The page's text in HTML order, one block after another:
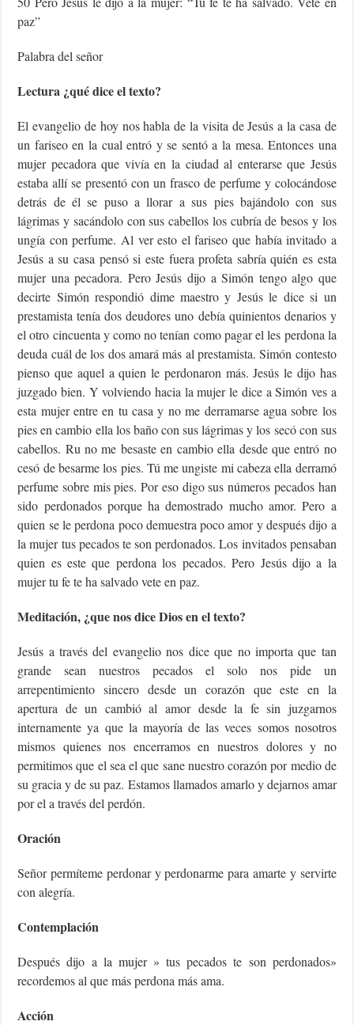
paz”
Palabra del señor
Lectura ¿qué dice el texto?
El evangelio de hoy nos habla de la visita de Jesús a la casa de
un fariseo en la cual entró y se sentó a la mesa. Entonces una
mujer pecadora que vivía en la ciudad al enterarse que Jesús
estaba allí se presentó con un frasco de perfume y colocándose
detrás de él se puso a llorar a sus pies bajándolo con sus
lágrimas y sacándolo con sus cabellos los cubría de besos y los
ungía con perfume. Al ver esto el fariseo que había invitado a
Jesús a su casa pensó si este fuera profeta sabría quién es esta
mujer una pecadora. Pero Jesús dijo a Simón tengo algo que
decirte Simón respondió dime maestro y Jesús le dice si un
prestamista tenía dos deudores uno debía quinientos denarios y
el otro cincuenta y como no tenían como pagar el les perdona la
deuda cuál de los dos amará más al prestamista. Simón contesto
pienso que aquel a quien le perdonaron más. Jesús le dijo has
juzgado bien. Y volviendo hacia la mujer le dice a Simón ves a
esta mujer entre en tu casa y no me derramarse agua sobre los
pies en cambio ella los baño con sus lágrimas y los secó con sus
cabellos. Ru no me besaste en cambio ella desde que entró no
cesó de besarme los pies. Tú me ungiste mi cabeza ella derramó
perfume sobre mis pies. Por eso digo sus números pecados han
sido perdonados porque ha demostrado mucho amor. Pero a
quien se le perdona poco demuestra poco amor y después dijo a
la mujer tus pecados te son perdonados. Los invitados pensaban
quien es este que perdona los pecados. Pero Jesús dijo a la
mujer tu fe te ha salvado vete en paz.
Meditación, ¿que nos dice Dios en el texto?
Jesús a través del evangelio nos dice que no importa que tan
grande sean nuestros pecados el solo nos pide un
arrepentimiento sincero desde un corazón que este en la
apertura de un cambió al amor desde la fe sin juzgarnos
internamente ya que la mayoría de las veces somos nosotros
mismos quienes nos encerramos en nuestros dolores y no
permitimos que el sea el que sane nuestro corazón por medio de
su gracia y de su paz. Estamos llamados amarlo y dejarnos amar
por el a través del perdón.
Oración
Señor permíteme perdonar y perdonarme para amarte y servirte
con alegría.
Contemplación
Después dijo a la mujer » tus pecados te son perdonados»
recordemos al que más perdona más ama.
Acción